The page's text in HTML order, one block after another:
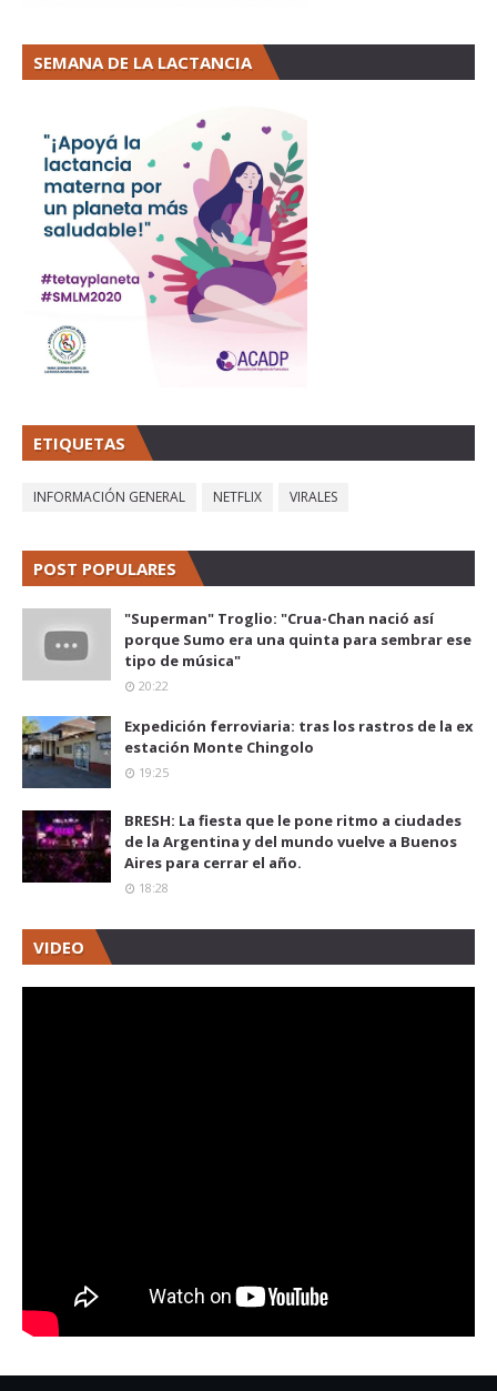
SEMANA DE LA LACTANCIA
ETIQUETAS
INFORMACIÓN GENERAL NETFLIX VIRALES
POST POPULARES
"Superman" Troglio: "Crua-Chan nació así
porque Sumo era una quinta para sembrar ese
tipo de música"
20:22
Expedición ferroviaria: tras los rastros de la ex
estación Monte Chingolo
19:25
BRESH: La fiesta que le pone ritmo a ciudades
de la Argentina y del mundo vuelve a Buenos
Aires para cerrar el año.
18:28
VIDEO